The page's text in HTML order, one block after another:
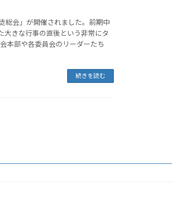
総会」が開催されました。前期中
大きな行事の直後という非常にタ
本部や各委員会のリーダーたち
続きを読む